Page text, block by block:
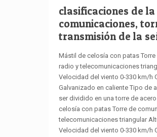
clasificaciones de
comunicaciones,
transmisión de la
Mástil de celosía con patas
radio y telecomunicaciones
Velocidad del viento 0-330 km/h
Galvanizado en caliente Tipo de
ser dividido en una torre de
celosía con patas Torre de
telecomunicaciones triangular
Velocidad del viento 0-330 km/h